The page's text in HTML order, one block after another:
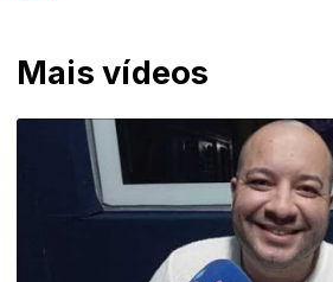
Mais vídeos